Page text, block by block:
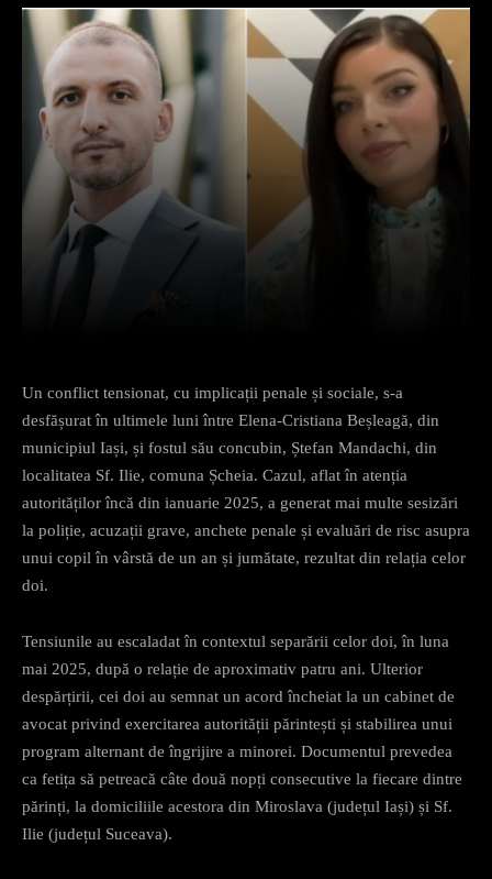
Un conflict tensionat, cu implicații penale și sociale, s-a
desfășurat în ultimele luni între Elena-Cristiana Beșleagă, din
municipiul Iași, și fostul său concubin, Ștefan Mandachi, din
localitatea Sf. Ilie, comuna Șcheia. Cazul, aflat în atenția
autorităților încă din ianuarie 2025, a generat mai multe sesizări
la poliție, acuzații grave, anchete penale și evaluări de risc asupra
unui copil în vârstă de un an și jumătate, rezultat din relația celor
doi.
Tensiunile au escaladat în contextul separării celor doi, în luna
mai 2025, după o relație de aproximativ patru ani. Ulterior
despărțirii, cei doi au semnat un acord încheiat la un cabinet de
avocat privind exercitarea autorității părintești și stabilirea unui
program alternant de îngrijire a minorei. Documentul prevedea
ca fetița să petreacă câte două nopți consecutive la fiecare dintre
părinți, la domiciliile acestora din Miroslava (județul Iași) și Sf.
Ilie (județul Suceava).